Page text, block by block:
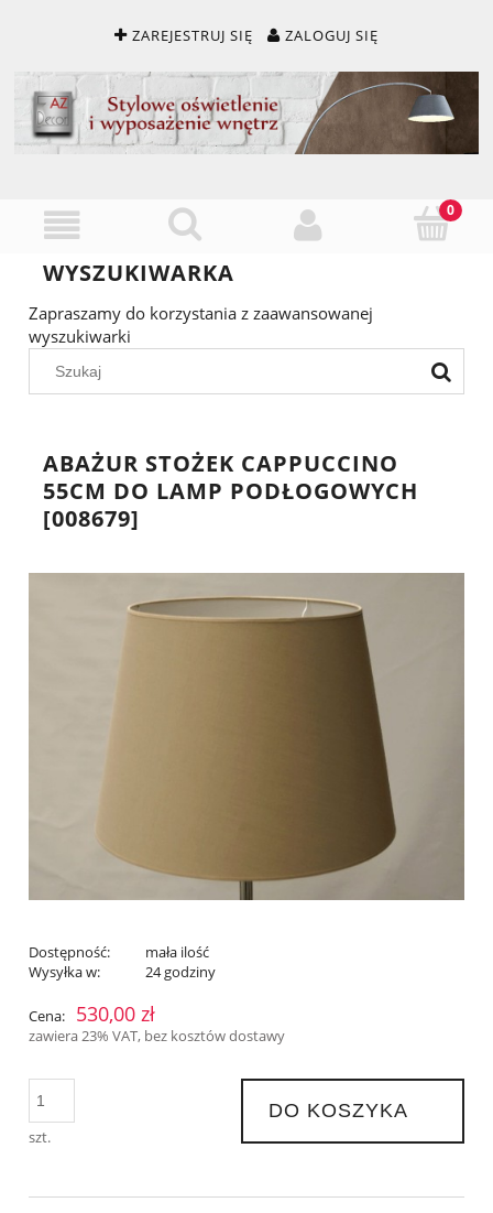
ZAREJESTRUJ SIĘ ZALOGUJ SIĘ
WYSZUKIWARKA
Zapraszamy do korzystania z zaawansowanej
wyszukiwarki
ABAŻUR STOŻEK CAPPUCCINO
55CM DO LAMP PODŁOGOWYCH
[008679]
Dostępność:
mała ilość
Wysyłka w:
24 godziny
Cena: 530,00 zł
zawiera 23% VAT, bez kosztów dostawy
szt.
DO KOSZYKA